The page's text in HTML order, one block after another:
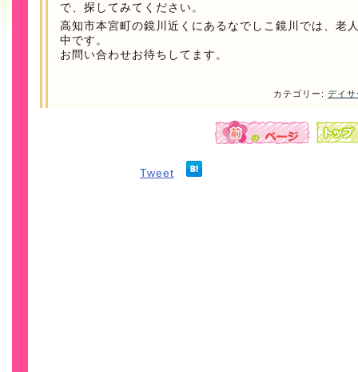
で、探してみてください。
高知市本宮町の鏡川近くにあるなでしこ鏡川では、老
中です。
お問い合わせお待ちしてます。
カテゴリー: デイ
Tweet